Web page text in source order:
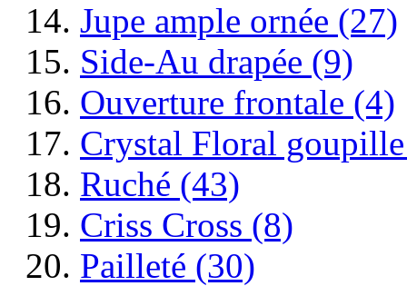
Jupe ample ornée (27)
Side-Au drapée (9)
Ouverture frontale (4)
Crystal Floral
Ruché (43)
Criss Cross (8)
Pailleté (30)